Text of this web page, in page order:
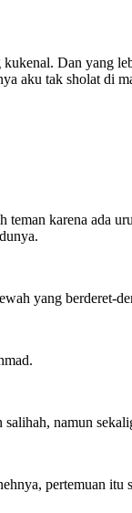
Dan yang
aku tak sholat di
teman karena ada
yang berderet-
namun
pertemuan itu